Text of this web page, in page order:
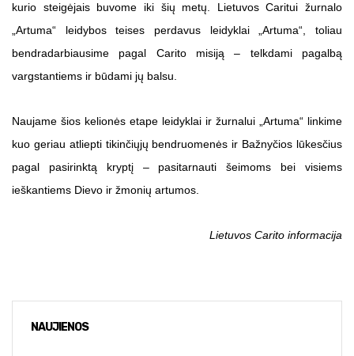
kurio steigėjais buvome iki šių metų. Lietuvos Caritui žurnalo
„Artuma“ leidybos teises perdavus leidyklai „Artuma“, toliau
bendradarbiausime pagal Carito misiją – telkdami pagalbą
vargstantiems ir būdami jų balsu.
Naujame šios kelionės etape leidyklai ir žurnalui „Artuma“ linkime
kuo geriau atliepti tikinčiųjų bendruomenės ir Bažnyčios lūkesčius
pagal pasirinktą kryptį – pasitarnauti šeimoms bei visiems
ieškantiems Dievo ir žmonių artumos.
Lietuvos Carito informacija
NAUJIENOS